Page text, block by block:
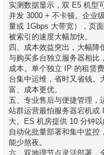
实测数据显示，双 E5 机型
并发 3000 + 不卡顿。企业
量或 1Gbps 大带宽），页
被索引的速度大幅加快。
四、成本效益突出，大幅降
与购买多台独立服务器相比
成本。单个独立 IP 的租赁
台集中运维，省时又省钱。
富、成本更优。
五、专业售后与便捷管理，
站群运营最怕服务器宕机或
大。ES 机房提供 10 分钟
自动化批量部署和集中监控
能少熬夜。
六、双地理节点灵活部署，